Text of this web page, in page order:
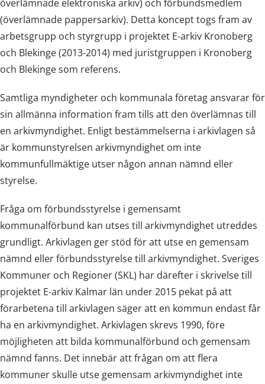
överlämnade elektroniska arkiv) och förbundsmedlem
(överlämnade pappersarkiv). Detta koncept togs fram av
arbetsgrupp och styrgrupp i projektet E-arkiv Kronoberg
och Blekinge (2013-2014) med juristgruppen i Kronoberg
och Blekinge som referens.
Samtliga myndigheter och kommunala företag ansvarar för
sin allmänna information fram tills att den överlämnas till
en arkivmyndighet. Enligt bestämmelserna i arkivlagen så
är kommunstyrelsen arkivmyndighet om inte
kommunfullmäktige utser någon annan nämnd eller
styrelse.
Fråga om förbundsstyrelse i gemensamt
kommunalförbund kan utses till arkivmyndighet utreddes
grundligt. Arkivlagen ger stöd för att utse en gemensam
nämnd eller förbundsstyrelse till arkivmyndighet. Sveriges
Kommuner och Regioner (SKL) har därefter i skrivelse till
projektet E-arkiv Kalmar län under 2015 pekat på att
förarbetena till arkivlagen säger att en kommun endast får
ha en arkivmyndighet. Arkivlagen skrevs 1990, före
möjligheten att bilda kommunalförbund och gemensam
nämnd fanns. Det innebär att frågan om att flera
kommuner skulle utse gemensam arkivmyndighet inte